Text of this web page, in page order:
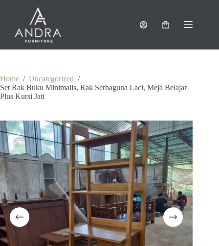
Shopping
Home / Uncategorized /
Set Rak Buku Minimalis, Rak Serbaguna Laci, Meja Belajar
Plus Kursi Jati